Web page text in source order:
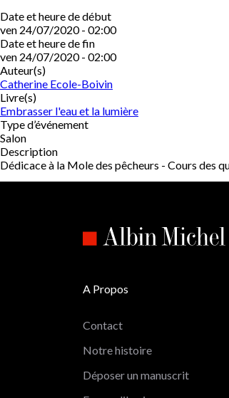
Date et heure de début
ven 24/07/2020 - 02:00
Date et heure de fin
ven 24/07/2020 - 02:00
Auteur(s)
Catherine Ecole-Boivin
Livre(s)
Embrasser l'eau et la lumière
Type d’événement
Salon
Description
Dédicace à la Mole des pêcheurs - Cours des
A Propos
Contact
Notre histoire
Déposer un manuscrit